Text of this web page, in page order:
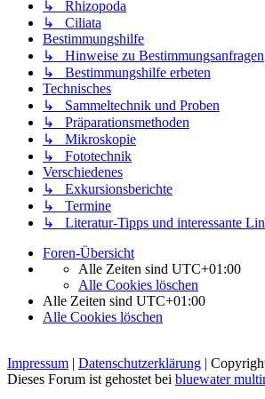
↳ Rhizopoda
↳ Ciliata
Bestimmungshilfe
↳ Hinweise zu Bestimmungsanfragen
↳ Bestimmungshilfe erbeten
Technisches
↳ Sammeltechnik und Proben
↳ Präparationsmethoden
↳ Mikroskopie
↳ Fototechnik
Verschiedenes
↳ Exkursionsberichte
↳ Termine
↳ Literatur-Tipps und interessante
Foren-Übersicht
Alle Zeiten sind UTC+01:00
Alle Cookies löschen
Alle Zeiten sind UTC+01:00
Alle Cookies löschen
Impressum | Datenschutzerklärung |
Dieses Forum ist gehostet bei bluewater